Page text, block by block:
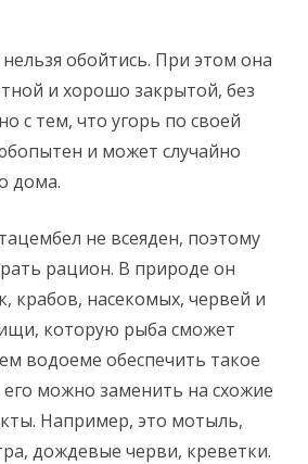
нельзя обойтись. При этом она
и хорошо закрытой, без
с тем, что угорь по своей
и может случайно
дома.
не всеяден, поэтому
рацион. В природе он
крабов, насекомых, червей и
которую рыба сможет
водоеме обеспечить такое
можно заменить на схожие
Например, это мотыль,
дождевые черви, креветки.